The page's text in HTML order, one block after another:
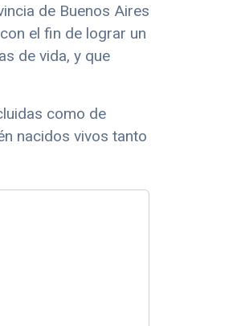
de Buenos Aires
con el fin de lograr un
de vida, y que
como de
nacidos vivos tanto